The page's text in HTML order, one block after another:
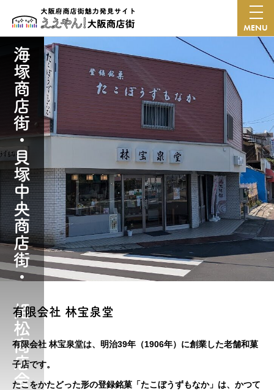
MENU
海塚商店街・貝塚中央商店街・ 姫松商店会
有限会社 林宝泉堂
有限会社 林宝泉堂は、明治39年（1906年）に創業した老舗和菓
子店です。
たこをかたどった形の登録銘菓「たこぼうずもなか」は、かつて